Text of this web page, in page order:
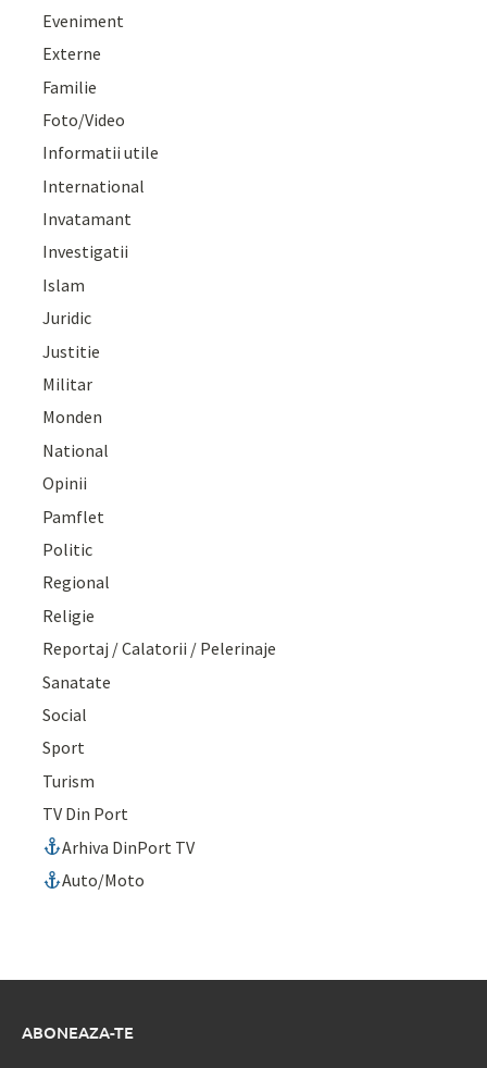
Eveniment
Externe
Familie
Foto/Video
Informatii utile
International
Invatamant
Investigatii
Islam
Juridic
Justitie
Militar
Monden
National
Opinii
Pamflet
Politic
Regional
Religie
Reportaj / Calatorii / Pelerinaje
Sanatate
Social
Sport
Turism
TV Din Port
Arhiva DinPort TV
Auto/Moto
ABONEAZA-TE